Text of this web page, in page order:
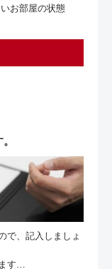
お部屋の状態
で、記入しましょ
す…